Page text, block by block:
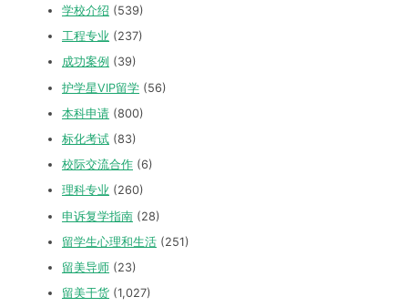
学校介绍 (539)
工程专业 (237)
成功案例 (39)
护学星VIP留学 (56)
本科申请 (800)
标化考试 (83)
校际交流合作 (6)
理科专业 (260)
申诉复学指南 (28)
留学生心理和生活 (251)
留美导师 (23)
留美干货 (1,027)